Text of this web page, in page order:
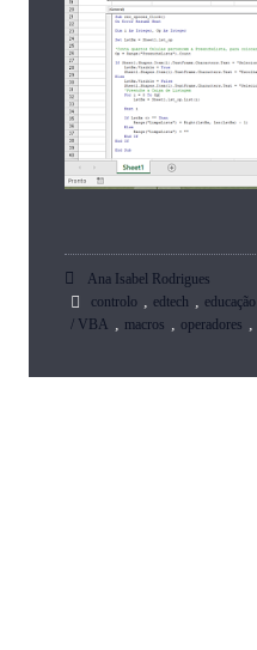
Ana Isabel Rodrigues
controlo , edtech , educação
/ VBA , macros , operadores ,